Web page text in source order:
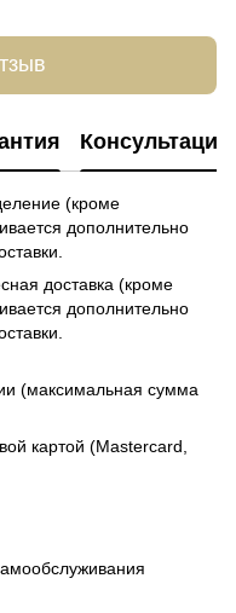
Консультация
(кроме
дополнительно
доставка (кроме
дополнительно
(максимальная сумма
картой (Mastercard,